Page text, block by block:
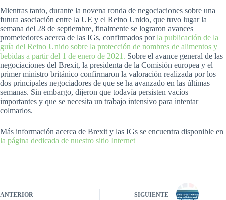
Mientras tanto, durante la novena ronda de negociaciones sobre una
futura asociación entre la UE y el Reino Unido, que tuvo lugar la
semana del 28 de septiembre, finalmente se lograron avances
prometedores acerca de las IGs, confirmados porla publicación de la
guía del Reino Unido sobre la protección de nombres de alimentos y
bebidas a partir del 1 de enero de 2021. Sobre el avance general de las
negociaciones del Brexit, la presidenta de la Comisión europea y el
primer ministro británico confirmaron la valoración realizada por los
dos principales negociadores de que se ha avanzado en las últimas
semanas. Sin embargo, dijeron que todavía persisten vacíos
importantes y que se necesita un trabajo intensivo para intentar
colmarlos.
Más información acerca de Brexit y las IGs se encuentra disponible en
la página dedicada de nuestro sitio Internet
ANTERIOR SIGUIENTE